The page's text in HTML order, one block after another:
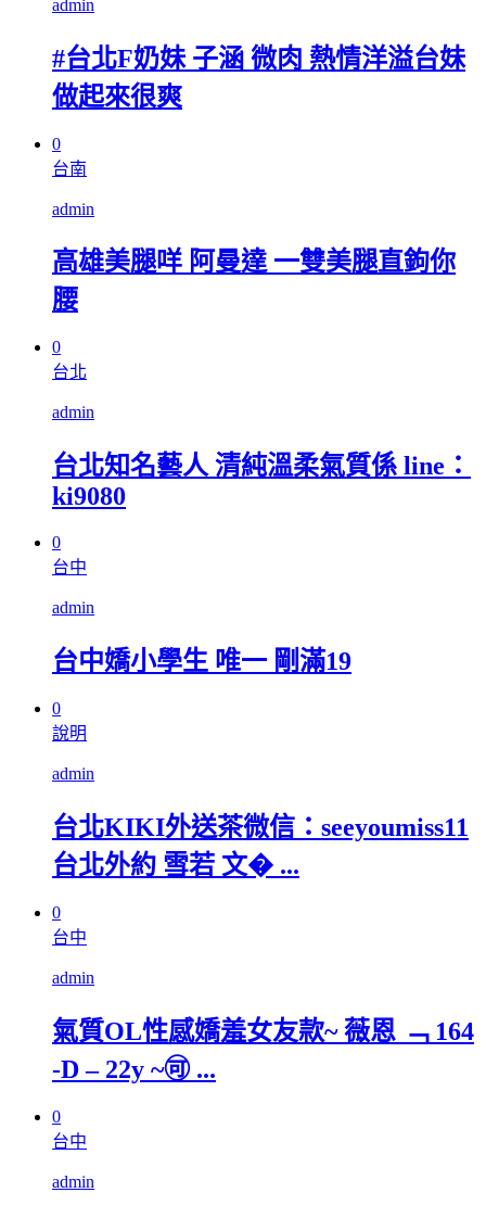
admin
#台北F奶妹 子涵 微肉 熱情洋溢台妹
做起來很爽
0
台南
admin
高雄美腿咩 阿曼達 一雙美腿直鉤你
腰
0
台北
admin
台北知名藝人 清純溫柔氣質係 line：
ki9080
0
台中
admin
台中嬌小學生 唯一 剛滿19
0
說明
admin
台北KIKI外送茶微信：seeyoumiss11
台北外約 雪若 文� ...
0
台中
admin
氣質OL性感嬌羞女友款~ 薇恩 ﹁ 164
-D – 22y ~🉑 ...
0
台中
admin